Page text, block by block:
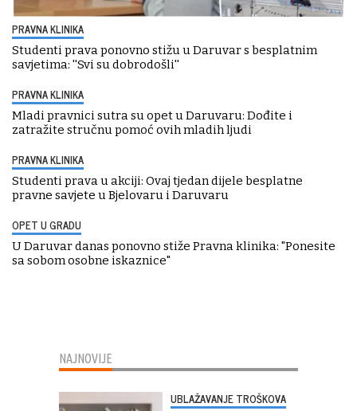
PRAVNA KLINIKA
Studenti prava ponovno stižu u Daruvar s besplatnim
savjetima: ''Svi su dobrodošli''
PRAVNA KLINIKA
Mladi pravnici sutra su opet u Daruvaru: Dođite i
zatražite stručnu pomoć ovih mladih ljudi
PRAVNA KLINIKA
Studenti prava u akciji: Ovaj tjedan dijele besplatne
pravne savjete u Bjelovaru i Daruvaru
OPET U GRADU
U Daruvar danas ponovno stiže Pravna klinika: "Ponesite
sa sobom osobne iskaznice"
NAJNOVIJE
UBLAŽAVANJE TROŠKOVA